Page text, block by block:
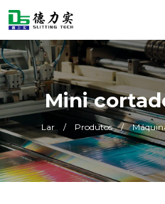
Mini
Lar / Produtos /